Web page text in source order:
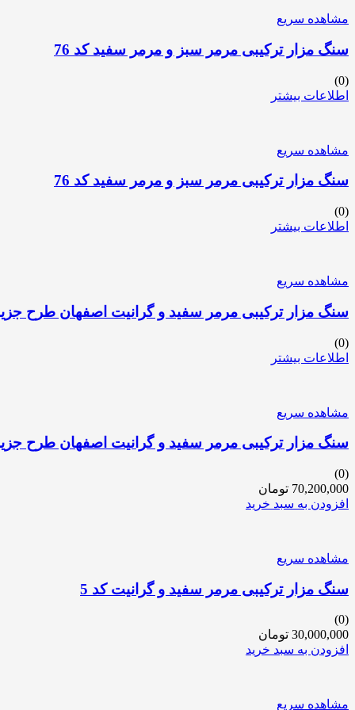
مشاهده سریع
سنگ مزار ترکیبی مرمر سبز و مرمر سفید کد 76
(0)
اطلاعات بیشتر
مشاهده سریع
سنگ مزار ترکیبی مرمر سبز و مرمر سفید کد 76
(0)
اطلاعات بیشتر
مشاهده سریع
سنگ مزار ترکیبی مرمر سفید و گرانیت اصفهان طرح جزیره
(0)
اطلاعات بیشتر
مشاهده سریع
سنگ مزار ترکیبی مرمر سفید و گرانیت اصفهان طرح جزیره
(0)
70,200,000 تومان
افزودن به سبد خرید
مشاهده سریع
سنگ مزار ترکیبی مرمر سفید و گرانیت کد 5
(0)
30,000,000 تومان
افزودن به سبد خرید
مشاهده سریع